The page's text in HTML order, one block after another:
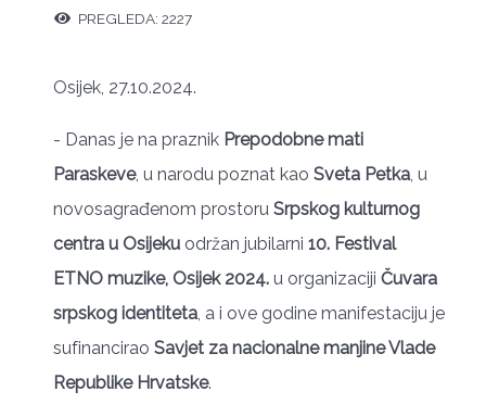
PREGLEDA: 2227
Osijek, 27.10.2024.
- Danas je na praznik Prepodobne mati
Paraskeve, u narodu poznat kao Sveta Petka, u
novosagrađenom prostoru Srpskog kulturnog
centra u Osijeku održan jubilarni 10. Festival
ETNO muzike, Osijek 2024. u organizaciji Čuvara
srpskog identiteta, a i ove godine manifestaciju je
sufinancirao Savjet za nacionalne manjine Vlade
Republike Hrvatske.